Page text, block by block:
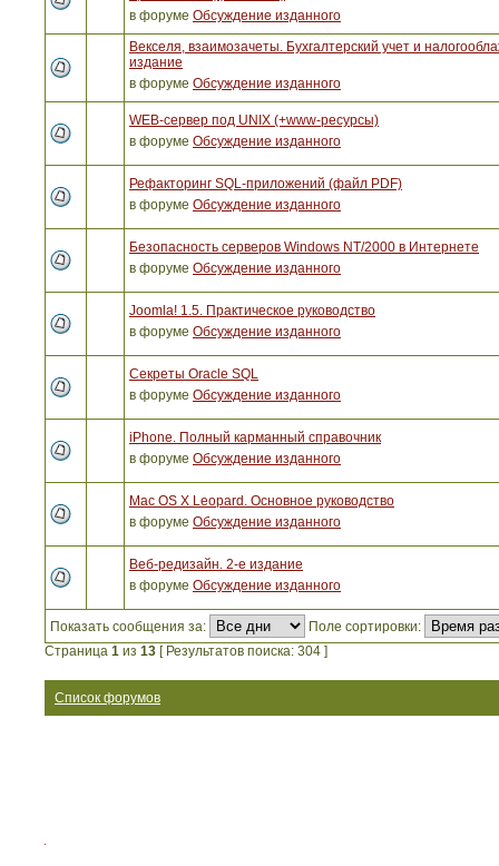
в форуме Обсуждение изданного
Векселя, взаимозачеты. Бухгалтерский учет и
издание
в форуме Обсуждение изданного
WEB-сервер под UNIX (+www-ресурсы)
в форуме Обсуждение изданного
Рефакторинг SQL-приложений (файл PDF)
в форуме Обсуждение изданного
Безопасность серверов Windows NT/2000 в Интернете
в форуме Обсуждение изданного
Joomla! 1.5. Практическое руководство
в форуме Обсуждение изданного
Секреты Oracle SQL
в форуме Обсуждение изданного
iPhone. Полный карманный справочник
в форуме Обсуждение изданного
Mac OS X Leopard. Основное руководство
в форуме Обсуждение изданного
Веб-редизайн. 2-е издание
в форуме Обсуждение изданного
Показать сообщения за:
Поле сортировки:
Страница 1 из 13 [ Результатов поиска: 304 ]
Список форумов